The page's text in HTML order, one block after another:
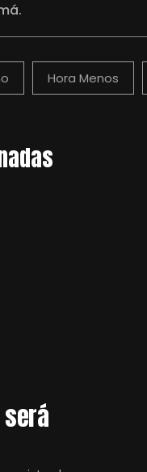
Hora Menos